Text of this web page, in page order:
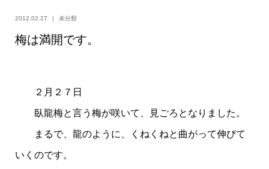
2012.02.27 未分類
梅は満開です。
２月２７日
臥龍梅と言う梅が咲いて、見ごろとなりました。
まるで、龍のように、くねくねと曲がって伸びて
いくのです。